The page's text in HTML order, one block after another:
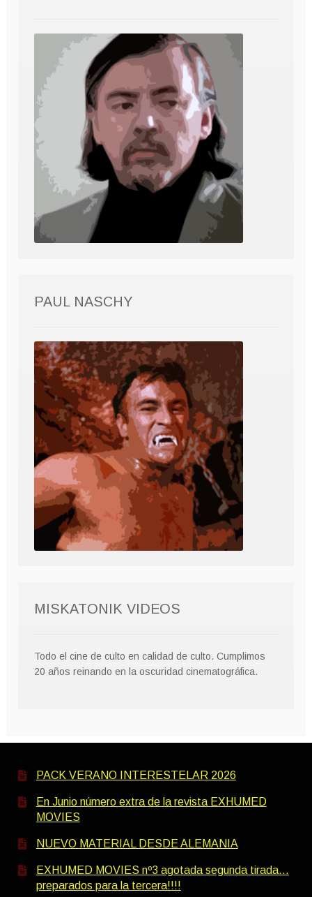
PAUL NASCHY
MISKATONIK VIDEOS
Todo el cine de culto en calidad de culto. Cumplimos
20 años reinando en la oscuridad cinematográfica.
PACK VERANO INTERESTELAR 2026
En Junio número extra de la revista EXHUMED
MOVIES
NUEVO MATERIAL DESDE ALEMANIA
EXHUMED MOVIES nº3 agotada segunda tirada…
preparados para la tercera!!!!